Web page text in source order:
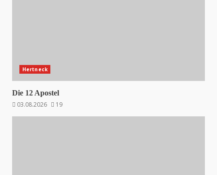
Hertneck
Die 12 Apostel
03.08.2026
19